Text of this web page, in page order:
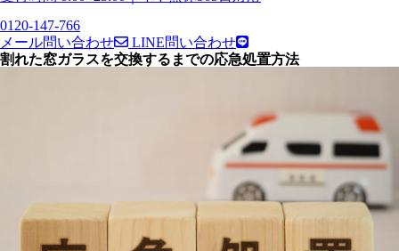
0120-147-766
メール問い合わせ
LINE問い合わせ
割れた窓ガラスを交換するまでの応急処置方法